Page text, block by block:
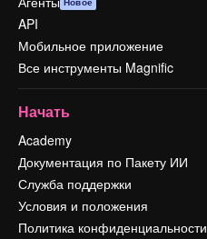
API
Мобильное приложение
Все инструменты Magnific
Начать
Academy
Документация по Пакету ИИ
Служба поддержки
Условия и положения
Политика конфиденциальности